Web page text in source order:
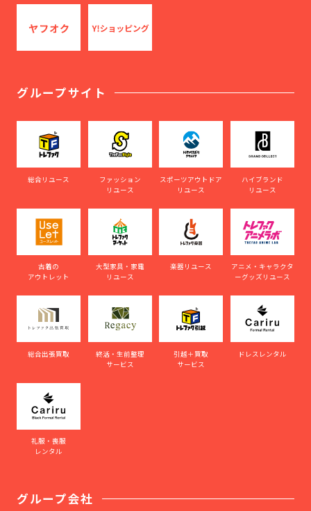
グループサイト
総合リユース
ファッション
リユース
スポーツアウトドア
リユース
ハイブランド
リユース
古着の
アウトレット
大型家具・家電
リユース
楽器リユース
アニメ・キャラクタ
ーグッズリユース
総合出張買取
終活・生前整理
サービス
引越＋買取
サービス
ドレスレンタル
礼服・喪服
レンタル
グループ会社